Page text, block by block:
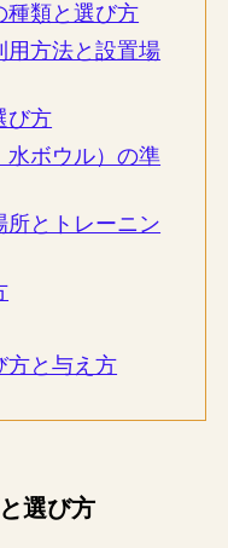
種類と選び方
用方法と設置場
び方
水ボウル）の準
所とトレーニン
方と与え方
選び方